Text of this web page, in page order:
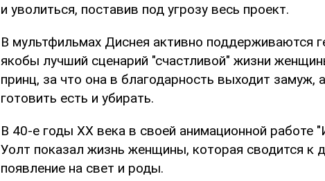
и уволиться, поставив под угрозу весь проект.
В мультфильмах Диснея активно поддерживаются
якобы лучший сценарий "счастливой" жизни
принц, за что она в благодарность выходит замуж,
готовить есть и убирать.
В 40-е годы XX века в своей анимационной работе
Уолт показал жизнь женщины, которая сводится к
появление на свет и роды.